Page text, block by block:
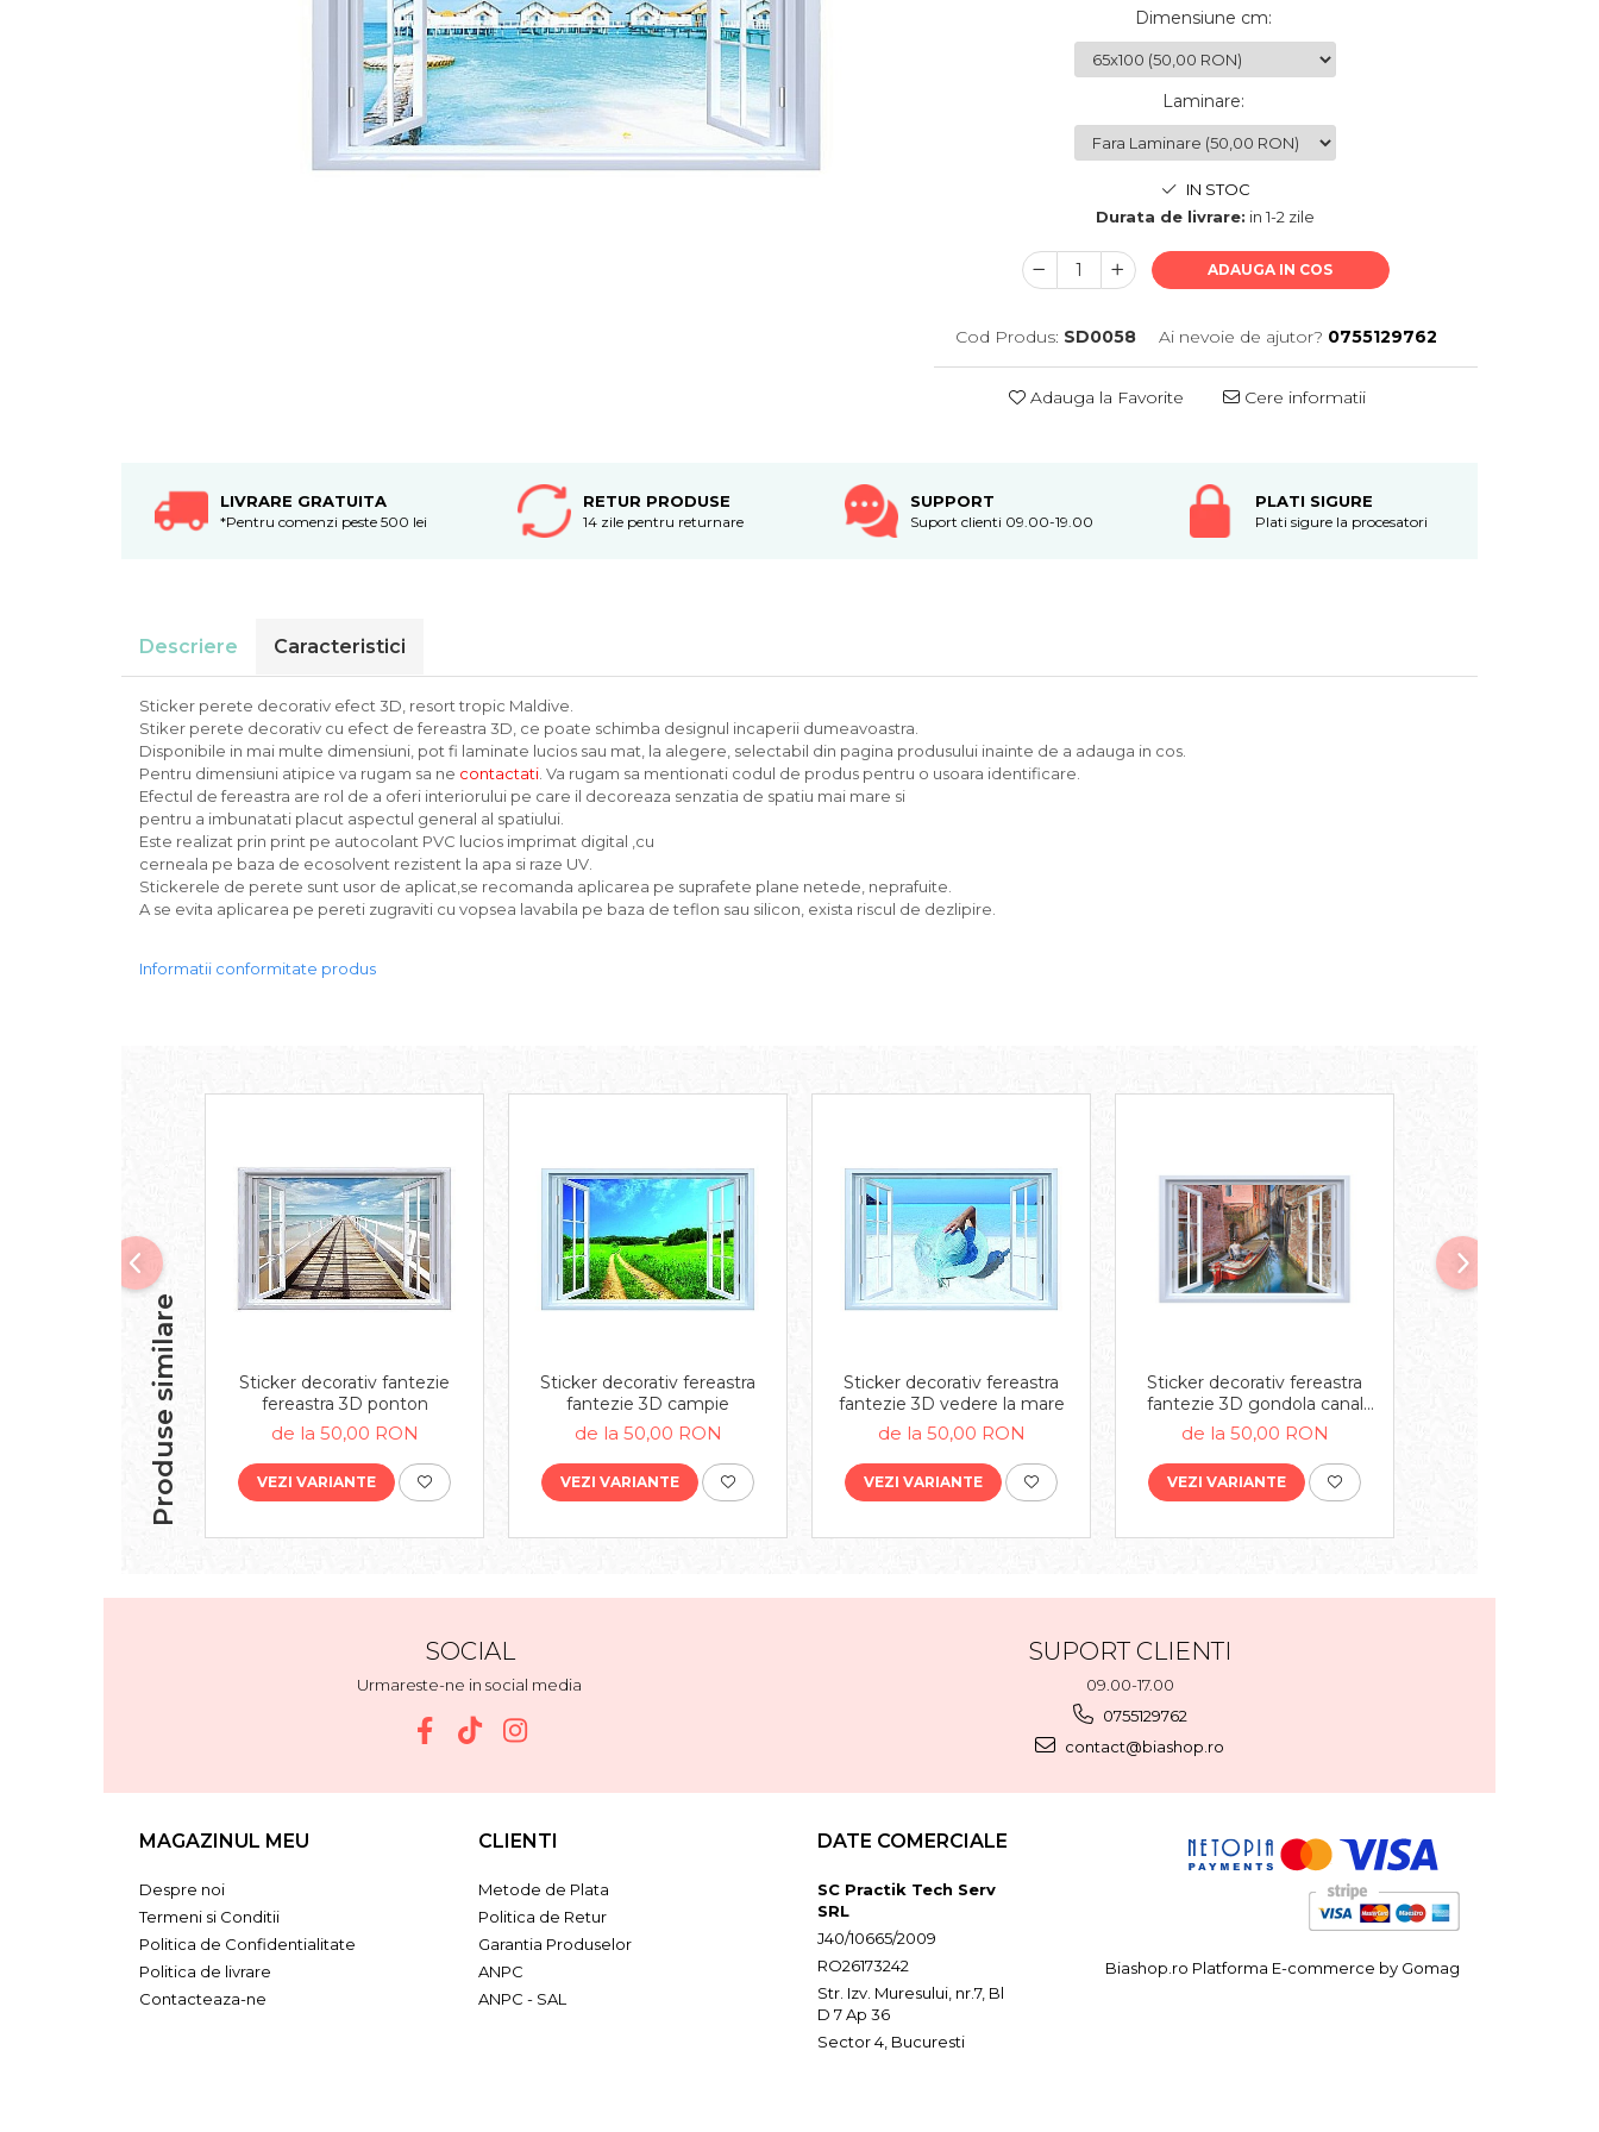
Dimensiune cm:
Laminare:
IN STOC
Durata de livrare: in 1-2 zile
ADAUGA IN COS
Cod Produs: SD0058 Ai nevoie de ajutor? 0755129762
Adauga la Favorite Cere informatii
LIVRARE GRATUITA
*Pentru comenzi peste 500 lei
RETUR PRODUSE
14 zile pentru returnare
SUPPORT
Suport clienti 09.00-19.00
PLATI SIGURE
Plati sigure la procesatori
Descriere Caracteristici
Sticker perete decorativ efect 3D, resort tropic Maldive.
Stiker perete decorativ cu efect de fereastra 3D, ce poate schimba designul incaperii dumeavoastra.
Disponibile in mai multe dimensiuni, pot fi laminate lucios sau mat, la alegere, selectabil din pagina produsului inainte de a adauga in cos.
Pentru dimensiuni atipice va rugam sa ne contactati . Va rugam sa mentionati codul de produs pentru o usoara identificare.
Efectul de fereastra are rol de a oferi interiorului pe care il decoreaza senzatia de spatiu mai mare si
pentru a imbunatati placut aspectul general al spatiului.
Este realizat prin print pe autocolant PVC lucios imprimat digital ,cu
cerneala pe baza de ecosolvent rezistent la apa si raze UV.
Stickerele de perete sunt usor de aplicat,se recomanda aplicarea pe suprafete plane netede, neprafuite.
A se evita aplicarea pe pereti zugraviti cu vopsea lavabila pe baza de teflon sau silicon, exista riscul de dezlipire.
Informatii conformitate produs
Produse similare
Sticker decorativ fantezie
fereastra 3D ponton
de la 50,00 RON
VEZI VARIANTE
Sticker decorativ fereastra
fantezie 3D campie
de la 50,00 RON
VEZI VARIANTE
Sticker decorativ fereastra
fantezie 3D vedere la mare
de la 50,00 RON
VEZI VARIANTE
Sticker decorativ fereastra
fantezie 3D gondola canal
Venetia
de la 50,00 RON
VEZI VARIANTE
SOCIAL
Urmareste-ne in social media
SUPORT CLIENTI
09.00-17.00
0755129762
contact@biashop.ro
MAGAZINUL MEU
Despre noi
Termeni si Conditii
Politica de Confidentialitate
Politica de livrare
Contacteaza-ne
CLIENTI
Metode de Plata
Politica de Retur
Garantia Produselor
ANPC
ANPC - SAL
DATE COMERCIALE
SC Practik Tech Serv
SRL
J40/10665/2009
RO26173242
Str. Izv. Muresului, nr.7, Bl
D 7 Ap 36
Sector 4, Bucuresti
Biashop.ro Platforma E-commerce by Gomag